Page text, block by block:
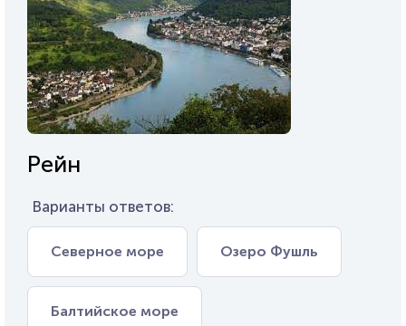
Рейн
Варианты ответов:
Северное море Озеро Фушль
Балтийское море